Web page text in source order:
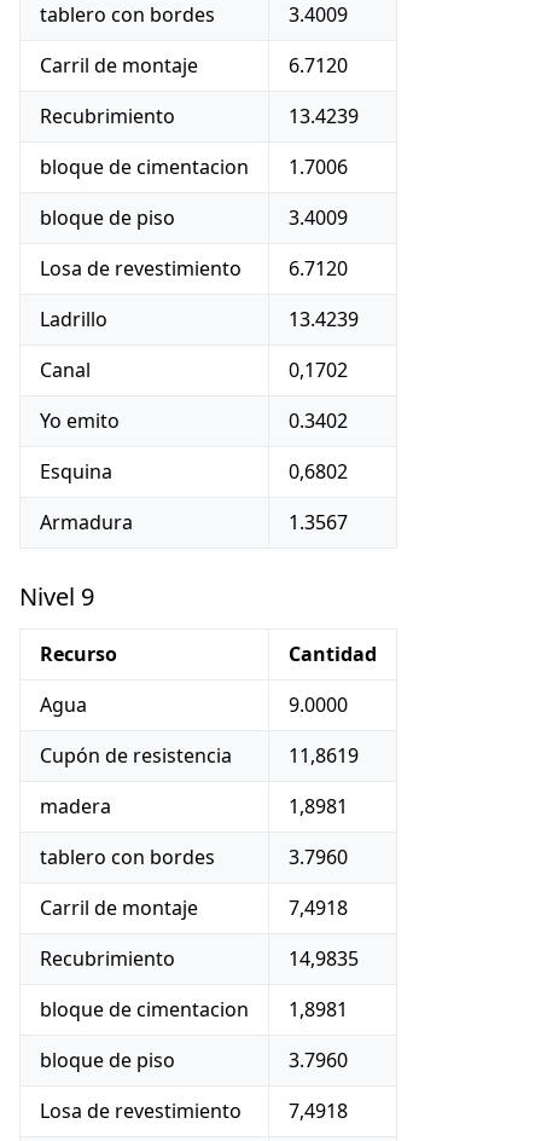
tablero con bordes
3.4009
Carril de montaje
6.7120
Recubrimiento
13.4239
bloque de cimentacion
1.7006
bloque de piso
3.4009
Losa de revestimiento
6.7120
Ladrillo
13.4239
Canal
0,1702
Yo emito
0.3402
Esquina
0,6802
Armadura
1.3567
Nivel 9
Recurso
Cantidad
Agua
9.0000
Cupón de resistencia
11,8619
madera
1,8981
tablero con bordes
3.7960
Carril de montaje
7,4918
Recubrimiento
14,9835
bloque de cimentacion
1,8981
bloque de piso
3.7960
Losa de revestimiento
7,4918